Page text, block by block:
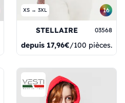
XS → 3XL 16
STELLAIRE 03568
depuis 17,96€/100 pièces.